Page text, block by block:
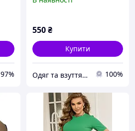
97%
550₴
Купити
Одяг та взуття NataLI 100%